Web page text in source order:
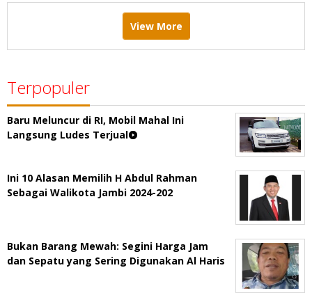
View More
Terpopuler
Baru Meluncur di RI, Mobil Mahal Ini
Langsung Ludes Terjual
Ini 10 Alasan Memilih H Abdul Rahman
Sebagai Walikota Jambi 2024-202
Bukan Barang Mewah: Segini Harga Jam
dan Sepatu yang Sering Digunakan Al Haris